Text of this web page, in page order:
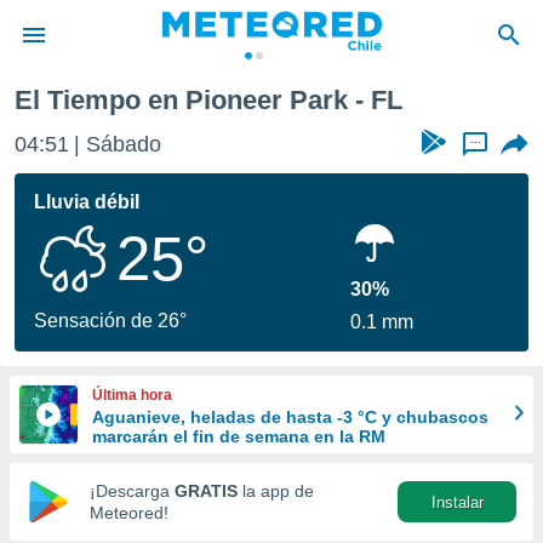
de
por
se
calidad.
a este
las
y
forma
digital
basada
El Tiempo en Pioneer Park - FL
04:51 Sábado ...
Lluvia débil
25°
Sensación de 26°
30%
0.1 mm
Última hora
Aguanieve, heladas de hasta -3 °C y chubascos
marcarán el fin de semana en la RM
¡Descarga GRATIS la app de
Meteored!
Instalar